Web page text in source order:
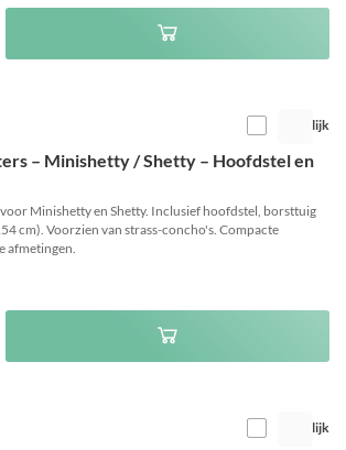
Vergelijk
– Minishetty / Shetty – Hoofdstel en
Minishetty en Shetty. Inclusief hoofdstel, borsttuig
cm). Voorzien van strass-concho's. Compacte
afmetingen.
Vergelijk